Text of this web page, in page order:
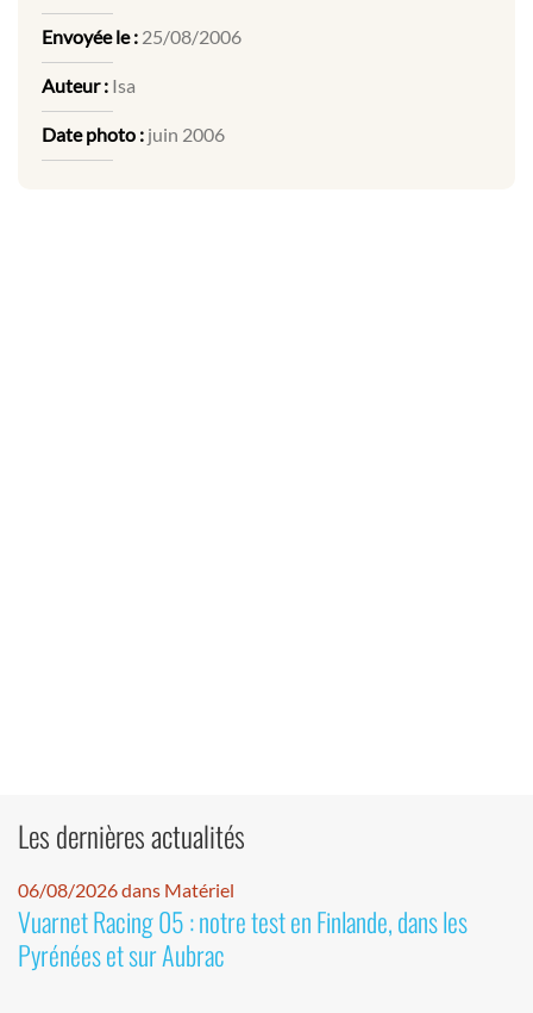
Envoyée le : 25/08/2006
Auteur : Isa
Date photo : juin 2006
Les dernières actualités
06/08/2026 dans Matériel
Vuarnet Racing 05 : notre test en Finlande, dans les
Pyrénées et sur Aubrac